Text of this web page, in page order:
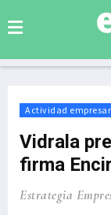
Actividad
Vidrala
firma
Estrategia